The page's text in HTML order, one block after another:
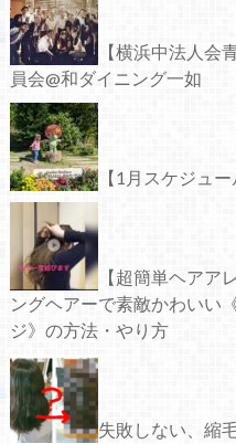
【横浜中法人会
員会@和ダイニング一如
【1月スケジュ
【超簡単ヘアア
ングヘアーで素敵かわいい
ジ》の方法・やり方
失敗しない、縮